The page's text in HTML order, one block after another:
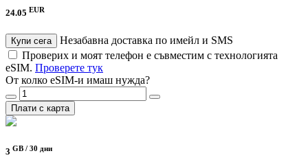
24.05 EUR
Купи сега
Незабавна доставка по имейл и SMS
Проверих и моят телефон е съвместим с технологията
eSIM. Проверете тук
От колко eSIM-и имаш нужда?
Плати с карта
3 GB / 30 дни